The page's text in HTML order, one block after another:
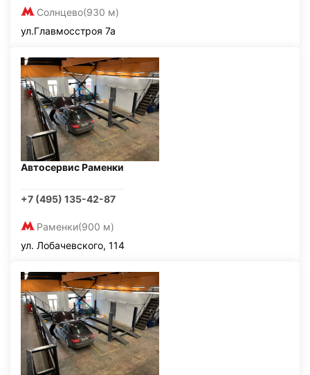
Солнцево(930 м)
ул.Главмосстроя 7а
Автосервис Раменки
+7 (495) 135-42-87
Раменки(900 м)
ул. Лобачевского, 114